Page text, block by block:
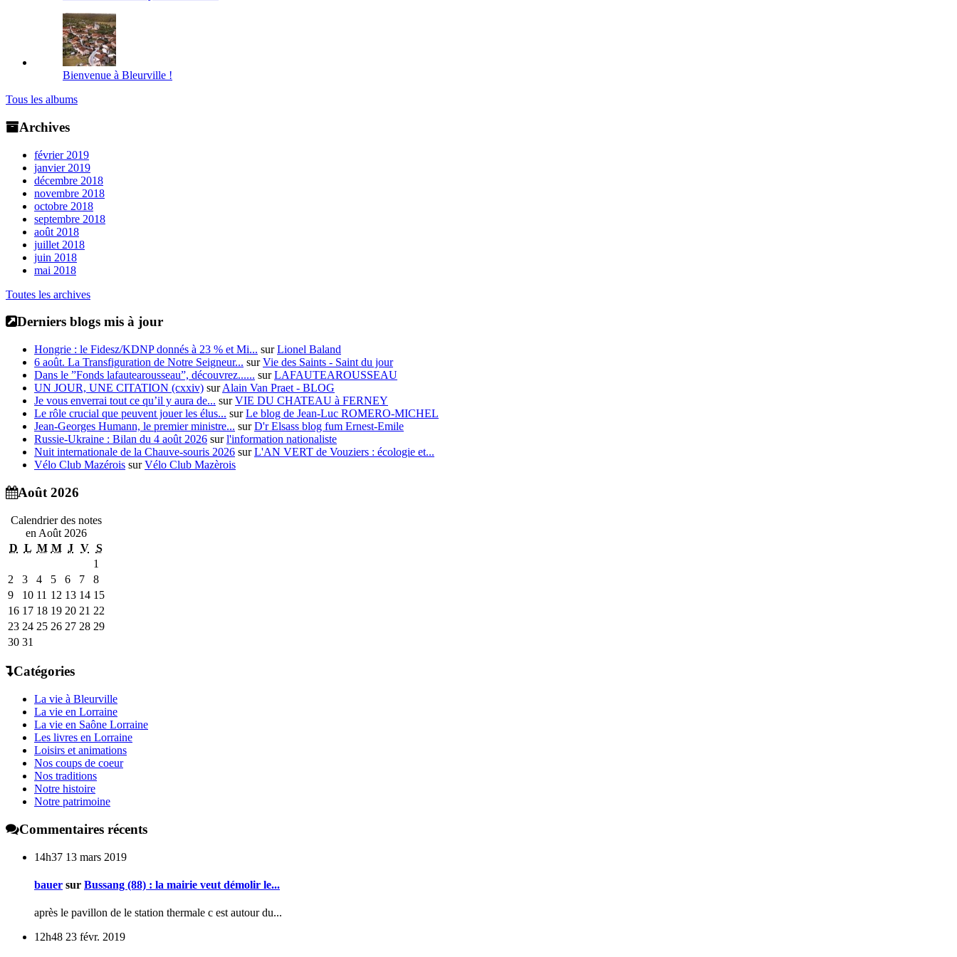
Bienvenue à Bleurville !
Tous les albums
Archives
février 2019
janvier 2019
décembre 2018
novembre 2018
octobre 2018
septembre 2018
août 2018
juillet 2018
juin 2018
mai 2018
Toutes les archives
Derniers blogs mis à jour
Hongrie : le Fidesz/KDNP donnés à 23 % et Mi... surLionel Baland
6 août. La Transfiguration de Notre Seigneur... surVie des Saints - Saint du jour
Dans le ”Fonds lafautearousseau”, découvrez...... surLAFAUTEAROUSSEAU
UN JOUR, UNE CITATION (cxxiv) surAlain Van Praet - BLOG
Je vous enverrai tout ce qu’il y aura de... surVIE DU CHATEAU à FERNEY
Le rôle crucial que peuvent jouer les élus... surLe blog de Jean-Luc ROMERO-MICHEL
Jean-Georges Humann, le premier ministre... surD'r Elsass blog fum Ernest-Emile
Russie-Ukraine : Bilan du 4 août 2026 surl'information nationaliste
Nuit internationale de la Chauve-souris 2026 surL'AN VERT de Vouziers : écologie et...
Vélo Club Mazérois surVélo Club Mazèrois
Août 2026
Calendrier des notes
en Août 2026
D L M M J V S
1
2
3 4 5 6 7
8
9
10 11 12 13 14 15
16 17 18 19 20 21 22
23 24 25 26 27 28 29
30 31
Catégories
La vie à Bleurville
La vie en Lorraine
La vie en Saône Lorraine
Les livres en Lorraine
Loisirs et animations
Nos coups de coeur
Nos traditions
Notre histoire
Notre patrimoine
Commentaires récents
14h37 13 mars 2019
bauer sur Bussang (88) : la mairie veut démolir le...
après le pavillon de le station thermale c est autour du...
12h48 23 févr. 2019